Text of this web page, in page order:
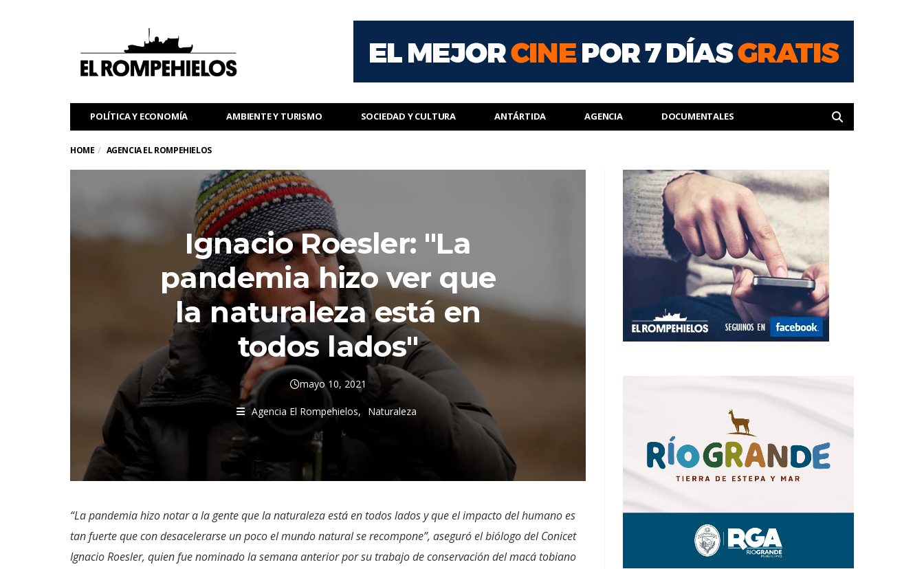
POLÍTICA Y ECONOMÍA AMBIENTE Y TURISMO SOCIEDAD Y CULTURA ANTÁRTIDA AGENCIA DOCUMENTALES
HOME AGENCIA EL ROMPEHIELOS
Ignacio Roesler: "La
pandemia hizo ver que
la naturaleza está en
todos lados"
mayo 10, 2021
Agencia El Rompehielos Naturaleza
“La pandemia hizo notar a la gente que la naturaleza está en todos lados y que el impacto del humano es
tan fuerte que con desacelerarse un poco el mundo natural se recompone”, aseguró el biólogo del Conicet
Ignacio Roesler, quien fue nominado la semana anterior por su trabajo de conservación del macá tobiano